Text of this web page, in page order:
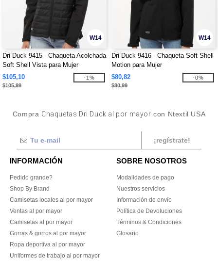
W14
Dri Duck 9415 - Chaqueta Acolchada
Soft Shell Vista para Mujer
$105,10
$105,99
-1%
W14
Dri Duck 9416 - Chaqueta Soft Shell
Motion para Mujer
$80,82
$80,99
-0%
Compra Chaquetas Dri Duck al por mayor con Ntextil USA
¡regístrate!
INFORMACIÓN
Pedido grande?
Shop By Brand
Camisetas locales al por mayor
Ventas al por mayor
Camisetas al por mayor
Gorras & gorros al por mayor
Ropa deportiva al por mayor
Uniformes de trabajo al por mayor
SOBRE NOSOTROS
Modalidades de pago
Nuestros servicios
Información de envío
Política de Devoluciones
Términos & Condiciones
Glosario